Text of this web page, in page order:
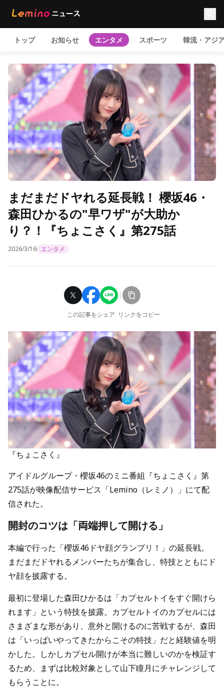
トップ お知らせ エンタメ スポーツ 韓流・アジ
まだまだドヤれる延長戦！ 櫻坂46・
森田ひかるの"早ワザ"が大助か
り？！『ちょこさく』第275話
2026/3/16 エンタメ
この記事をシェア リンクをコピー
『ちょこさく』
アイドルグループ・櫻坂46のミニ番組『ちょこさく』第
275話が映像配信サービス「Lemino（レミノ）」にて配
信された。
開封のコツは「両端押して開ける」
本編で行った「櫻坂46ドヤ顔グランプリ！」の延長戦。
まだまだドヤれるメンバーたちが集合し、特技とともにド
ヤ顔を披露する。
最初に登場した森田ひかるは「カプセルトイをすぐ開けら
れます」という特技を披露。カプセルトイのカプセルには
さまざまな形があり、意外と開けるのに苦戦するが、森田
は「いっぱいやってきたからこその特技」だと経験値を明
かした。しかしカプセル開けが本当に難しいのかを検証す
るため、まずは比較対象として山下瞳月にチャレンジして
もらうことに。